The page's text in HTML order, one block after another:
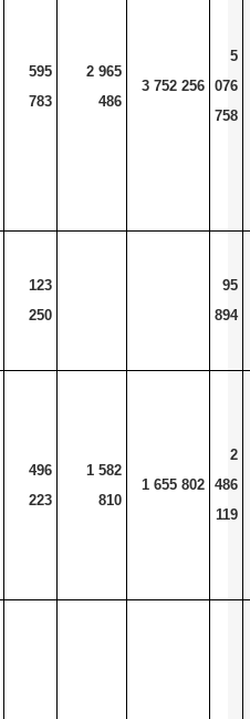
595
783
2 965
486
3 752 256
5
076
758
123
250
95
894
496
223
1 582
810
1 655 802
2
486
119